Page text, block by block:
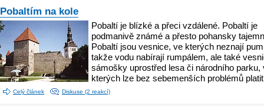
Pobaltím na kole
Pobaltí je blízké a přeci vzdálené. Pobaltí je
podmanivě známé a přesto pohansky
Pobaltí jsou vesnice, ve kterých neznají
takže vodu nabírají rumpálem, ale také
sámošky uprostřed lesa či národního parku,
kterých lze bez sebemenších problémů
Celý článek Diskuse (2 reakcí)